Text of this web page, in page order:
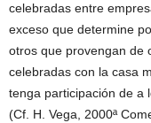
celebradas entre
exceso que determine
otros que provengan de
celebradas con la casa
tenga participación de a
(Cf. H. Vega, 2000ª